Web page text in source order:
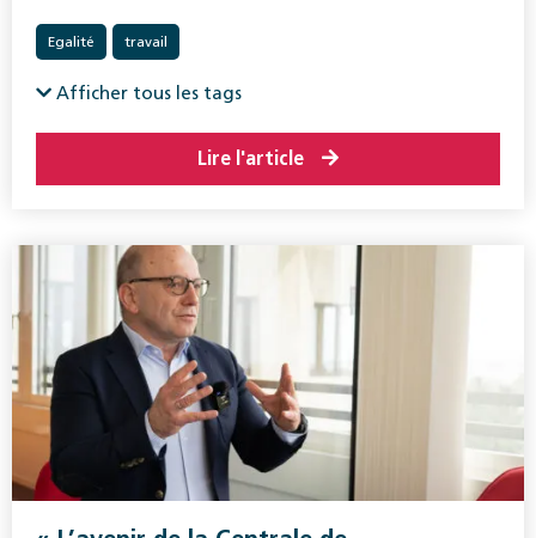
Egalité travail
Afficher tous les tags
Lire l'article